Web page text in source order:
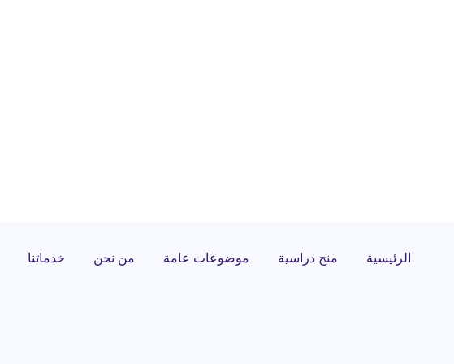
الرئيسية منح دراسية موضوعات عامة من نحن خدماتنا